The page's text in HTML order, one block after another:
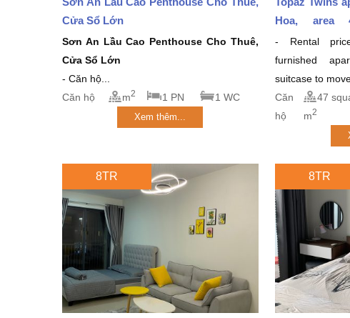
Cửa Sổ Lớn
Sơn An Lầu Cao Penthouse Cho Thuê,
Cửa Sổ Lớn
- Căn hộ...
Căn hộ
m2 1 PN 1 WC
Xem thêm...
Hoa, area
million/month
- Rental
furnished
suitcase to
Căn
hộ
47
m2
8TR 8TR